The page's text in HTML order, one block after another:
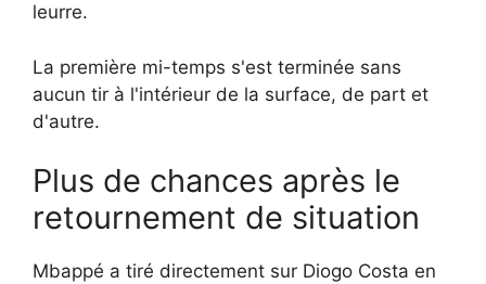
leurre.
La première mi-temps s'est terminée sans
aucun tir à l'intérieur de la surface, de part et
d'autre.
Plus de chances après le
retournement de situation
Mbappé a tiré directement sur Diogo Costa en